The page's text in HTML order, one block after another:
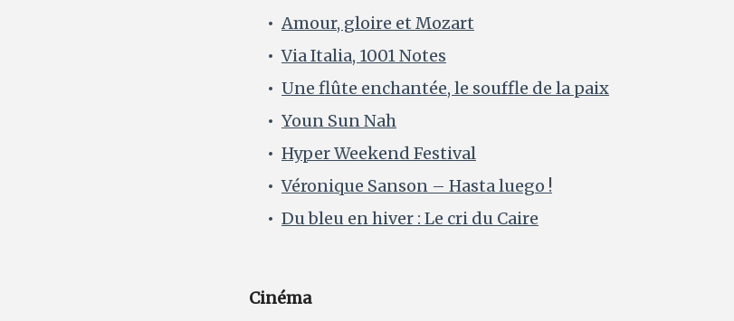
Amour, gloire et Mozart
Via Italia, 1001 Notes
Une flûte enchantée, le souffle de la paix
Youn Sun Nah
Hyper Weekend Festival
Véronique Sanson – Hasta luego !
Du bleu en hiver : Le cri du Caire
Cinéma